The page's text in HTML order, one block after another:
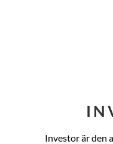
Investor är den